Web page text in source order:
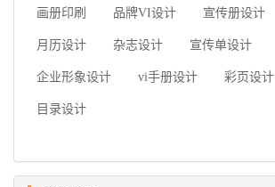
画册印刷 品牌VI设计 宣传册设计
月历设计 杂志设计 宣传单设计
企业形象设计 vi手册设计 彩页设计
目录设计